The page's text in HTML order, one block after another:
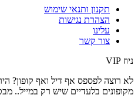
תקנון ותנאי שימוש
הצהרת נגישות
עלינו
צור קשר
ניוז VIP
לא רוצה לפספס אף דיל ואף קופון?
מקופונים בלעדיים שיש רק במייל..